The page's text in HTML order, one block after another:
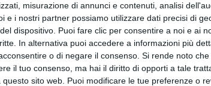
misurazione di annunci e contenuti, analisi
e i nostri partner possiamo utilizzare dati precisi di
dispositivo. Puoi fare clic per consentire a noi e ai
In alternativa puoi accedere a informazioni più
o di negare il consenso. Si rende noto
il tuo consenso, ma hai il diritto di opporti a tale
sito web. Puoi modificare le tue preferenze o
-, ma l'obiettivo sono i due punti per
sul canale YouTube della Clean Up Molfetta, si
due alle ore 19.00, la gara si disputerà a porte